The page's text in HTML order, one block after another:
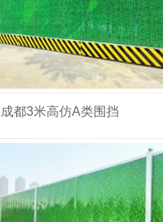
成都3米高仿A类围挡